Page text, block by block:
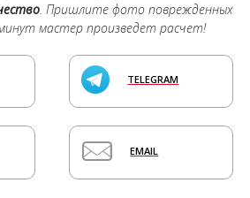
. Пришлите фото поврежденных
мастер произведет расчет!
TELEGRAM
EMAIL